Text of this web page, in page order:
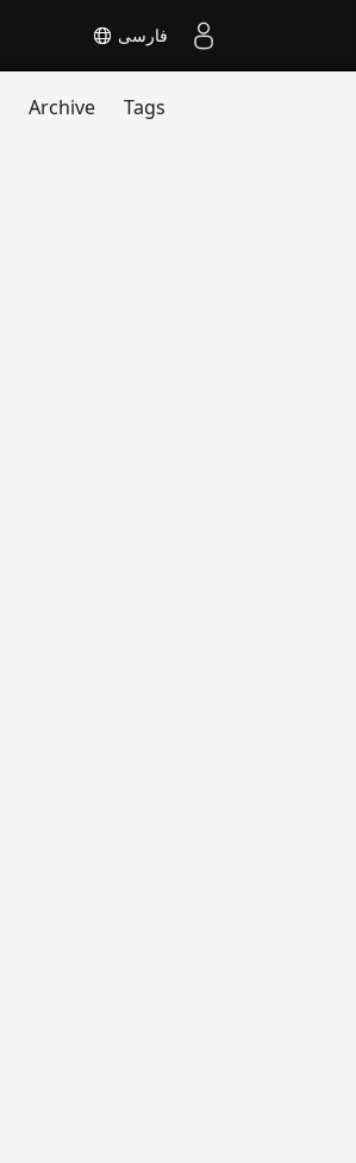
فارسی
Archive Tags